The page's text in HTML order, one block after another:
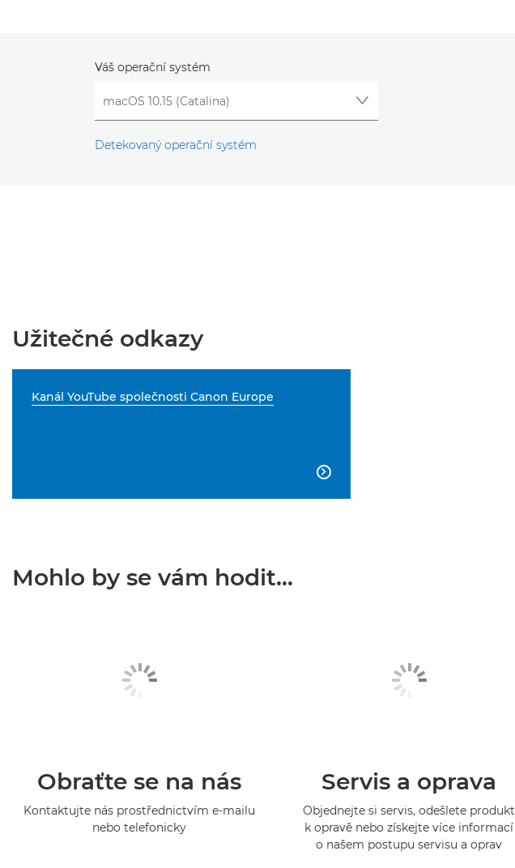
Váš operační systém
Detekovaný operační systém
Užitečné odkazy
Kanál YouTube společnosti Canon Europe

Mohlo by se vám hodit...
Obraťte se na nás
Kontaktujte nás prostřednictvím e-mailu
nebo telefonicky
Servis a oprava
Objednejte si servis, odešlete produkt
k opravě nebo získejte více informací
o našem postupu servisu a oprav